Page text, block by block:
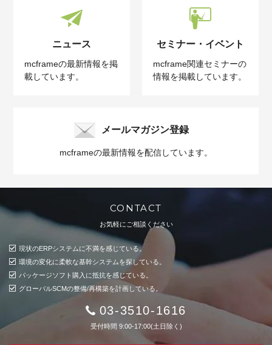
ニュース
mcframeの最新情報を掲
載しています。
セミナー・イベント
mcframe関連セミナーの
情報を掲載しています。
メールマガジン登録
mcframeの最新情報を配信しています。
CONTACT
お気軽にご相談ください
現状のERPシステムに不満を感じている。
環境の変化に柔軟な基幹システムを探している。
パッケージソフト購入に抵抗を感じている。
グローバルSCMの整備/再構築を計画している。
03-3510-1616
受付時間 9:00-17:00(土日除く)